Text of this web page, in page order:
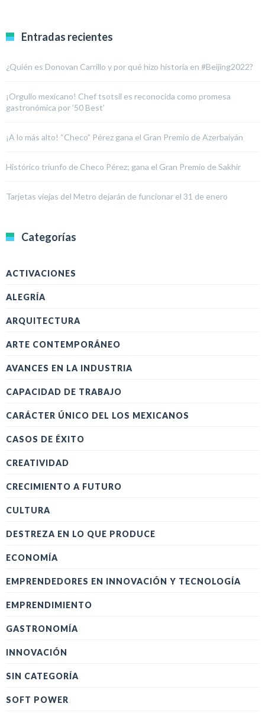
Entradas recientes
¿Quién es Donovan Carrillo y por qué hizo historia en #Beijing2022?
¡Orgullo mexicano! Chef tsotsil es reconocida como promesa
gastronómica por ’50 Best’
¡A lo más alto! “Checo” Pérez gana el Gran Premio de Azerbaiyán
Histórico triunfo de Checo Pérez; gana el Gran Premio de Sakhir
Tarjetas viejas del Metro dejarán de funcionar el 31 de enero
Categorías
ACTIVACIONES
ALEGRÍA
ARQUITECTURA
ARTE CONTEMPORÁNEO
AVANCES EN LA INDUSTRIA
CAPACIDAD DE TRABAJO
CARÁCTER ÚNICO DEL LOS MEXICANOS
CASOS DE ÉXITO
CREATIVIDAD
CRECIMIENTO A FUTURO
CULTURA
DESTREZA EN LO QUE PRODUCE
ECONOMÍA
EMPRENDEDORES EN INNOVACIÓN Y TECNOLOGÍA
EMPRENDIMIENTO
GASTRONOMÍA
INNOVACIÓN
SIN CATEGORÍA
SOFT POWER